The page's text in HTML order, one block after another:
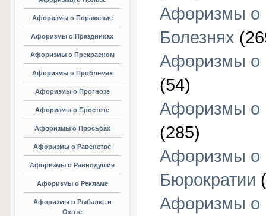
Афоризмы о Поражение
Афоризмы о Праздниках
Афоризмы о Прекрасном
Афоризмы о Проблемах
Афоризмы о Прогнозе
Афоризмы о Простоте
Афоризмы о Просьбах
Афоризмы о Равенстве
Афоризмы о Равнодушие
Афоризмы о Рекламе
Афоризмы о Рыбалке и
Охоте
Афоризмы о
Болезнях
Афоризмы о
(54)
Афоризмы о
(285)
Афоризмы о
Бюрократии
Афоризмы о